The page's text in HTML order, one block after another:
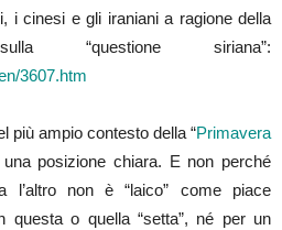
i cinesi e gli iraniani a ragione della
“questione siriana”:
3607.htm
più ampio contesto della “Primavera
una posizione chiara. E non perché
l’altro non è “laico” come piace
questa o quella “setta”, né per un